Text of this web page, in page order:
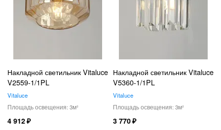
Накладной светильник Vitaluce
V2559-1/1PL
Vitaluce
3
4 912
Накладной светильник Vitaluce
V5360-1/1PL
Vitaluce
3
3 770